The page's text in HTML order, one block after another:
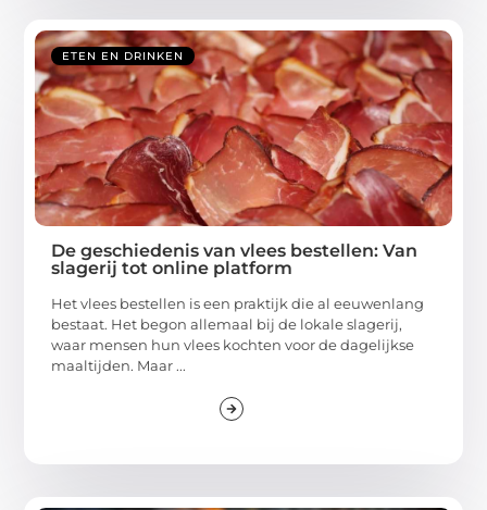
ETEN EN DRINKEN
De geschiedenis van vlees bestellen: Van
slagerij tot online platform
Het vlees bestellen is een praktijk die al eeuwenlang
bestaat. Het begon allemaal bij de lokale slagerij,
waar mensen hun vlees kochten voor de dagelijkse
maaltijden. Maar ...